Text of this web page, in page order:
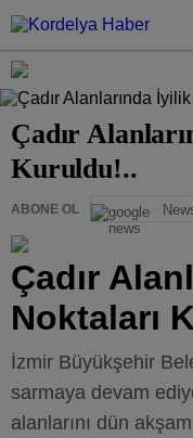
Çadır
Kuruldu!..
ABONE OL
Çadır
Noktaları
İzmir Büyükşehir
sarmaya devam
alanlarını dün